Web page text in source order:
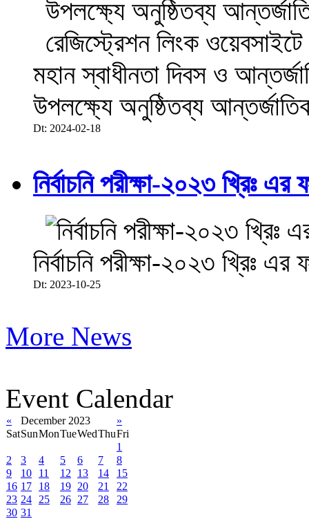
মহান স্বাধীনতা দিবস ও
উপলক্ষ্যে অনুষ্ঠিতব্য
Dt: 2024-02-18
নির্বাচনি পরীক্ষা-২০২৩ খ্রিঃ
নির্বাচনি পরীক্ষা-২০২৩ খ্রিঃ
Dt: 2023-10-25
More News
Event Calendar
« December 2023
»
SatSunMonTueWedThuFri
1
2
3 4 5 6 7
8
9
10 11 12 13 14
15
16 17 18 19 20 21
22
23 24 25 26 27 28
29
30 31